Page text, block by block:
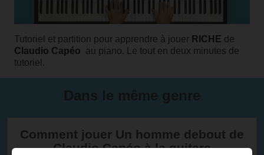
Tutoriel et partition pour apprendre à jouer RICHE de
Claudio Capéo au piano. Le tout en deux minutes de
tutoriel.
Comment jouer Un homme debout de
Claudio Capéo à la guitare